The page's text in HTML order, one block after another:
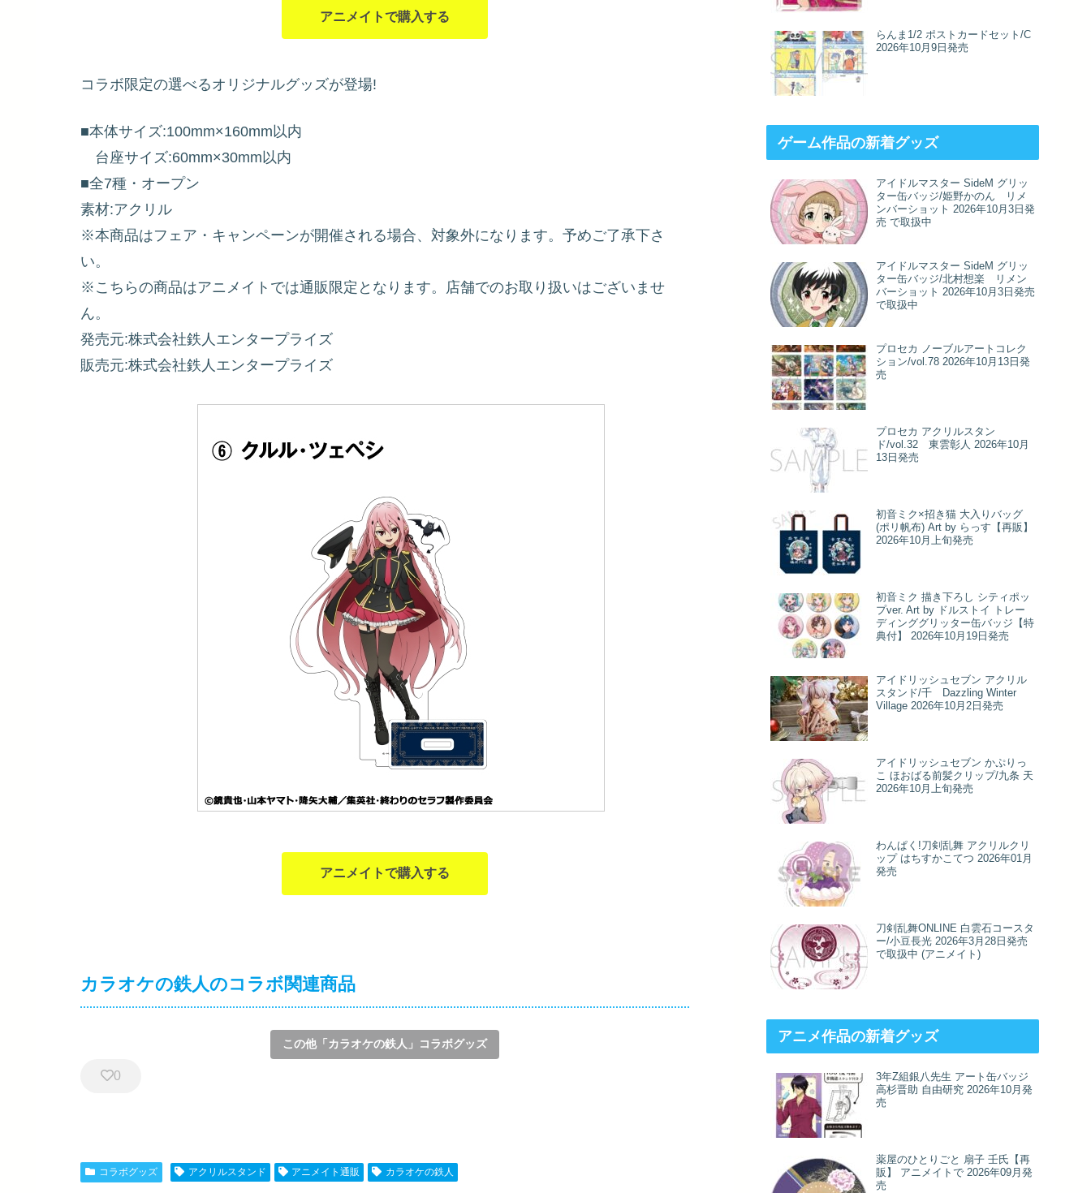
アニメイトで購入する
コラボ限定の選べるオリジナルグッズが登場!
■本体サイズ:100mm×160mm以内
台座サイズ:60mm×30mm以内
■全7種・オープン
素材:アクリル
※本商品はフェア・キャンペーンが開催される場合、対象外になります。予めご了承下さ
い。
※こちらの商品はアニメイトでは通販限定となります。店舗でのお取り扱いはございませ
ん。
発売元:株式会社鉄人エンタープライズ
販売元:株式会社鉄人エンタープライズ
アニメイトで購入する
カラオケの鉄人のコラボ関連商品
この他「カラオケの鉄人」コラボグッズ
0
コラボグッズ アクリルスタンド アニメイト通販 カラオケの鉄人
らんま1/2 ポストカードセット/C
2026年10月9日発売
ゲーム作品の新着グッズ
アイドルマスター SideM グリッ
ター缶バッジ/姫野かのん リメ
ンバーショット 2026年10月3日発
売 で取扱中
アイドルマスター SideM グリッ
ター缶バッジ/北村想楽 リメン
バーショット 2026年10月3日発売
で取扱中
プロセカ ノーブルアートコレク
ション/vol.78 2026年10月13日発
売
プロセカ アクリルスタン
ド/vol.32 東雲彰人 2026年10月
13日発売
初音ミク×招き猫 大入りバッグ
(ポリ帆布) Art by らっす【再販】
2026年10月上旬発売
初音ミク 描き下ろし シティポッ
プver. Art by ドルストイ トレー
ディンググリッター缶バッジ【特
典付】 2026年10月19日発売
アイドリッシュセブン アクリル
スタンド/千 Dazzling Winter
Village 2026年10月2日発売
アイドリッシュセブン かぷりっ
こ ほおばる前髪クリップ/九条 天
2026年10月上旬発売
わんぱく!刀剣乱舞 アクリルクリ
ップ はちすかこてつ 2026年01月
発売
刀剣乱舞ONLINE 白雲石コースタ
ー/小豆長光 2026年3月28日発売
で取扱中 (アニメイト)
アニメ作品の新着グッズ
3年Z組銀八先生 アート缶バッジ
高杉晋助 自由研究 2026年10月発
売
薬屋のひとりごと 扇子 壬氏【再
販】 アニメイトで 2026年09月発
売